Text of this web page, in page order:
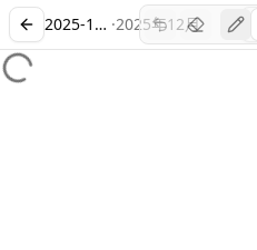
2025-12-CET4-1 ·2025年12月